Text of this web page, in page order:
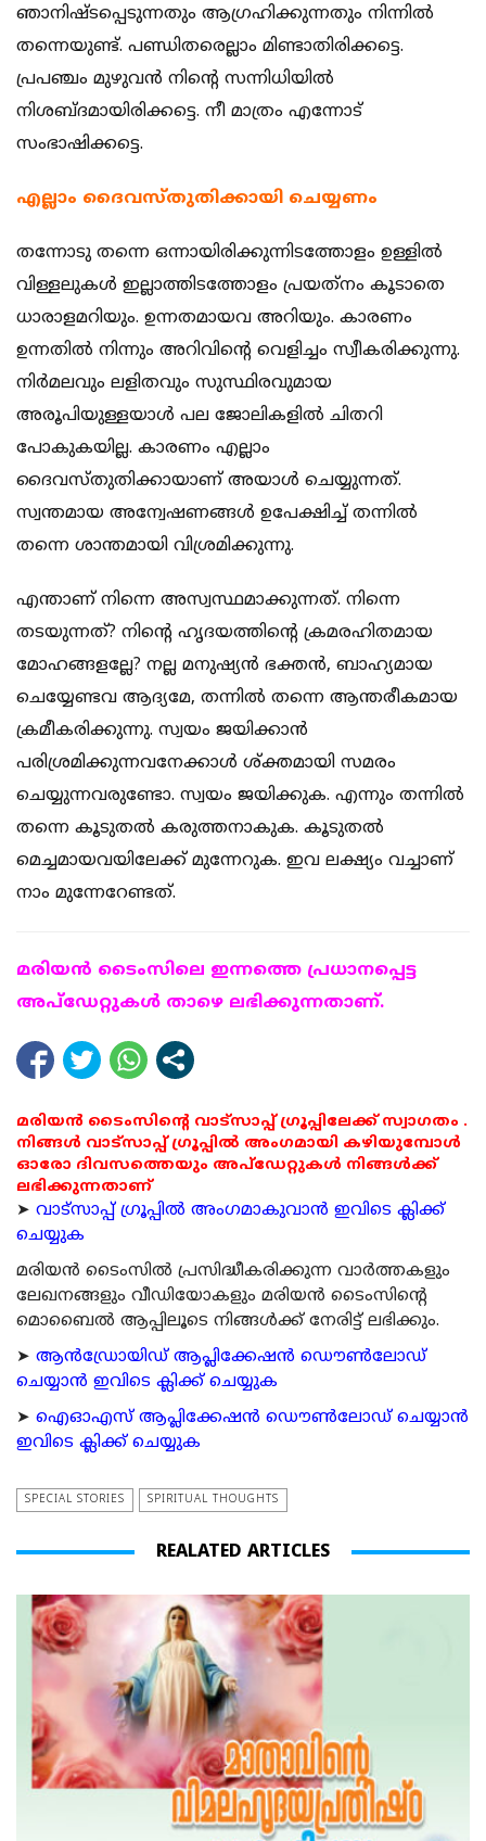
ഞാനിഷ്ടപ്പെടുന്നതും ആഗ്രഹിക്കുന്നതും നിന്നില്‍
തന്നെയുണ്ട്. പണ്ഡിതരെല്ലാം മിണ്ടാതിരിക്കട്ടെ.
പ്രപഞ്ചം മുഴുവന്‍ നിന്റെ സന്നിധിയില്‍
നിശബ്ദമായിരിക്കട്ടെ. നീ മാത്രം എന്നോട്
സംഭാഷിക്കട്ടെ.
എല്ലാം ദൈവസ്തുതിക്കായി ചെയ്യണം
തന്നോടു തന്നെ ഒന്നായിരിക്കുന്നിടത്തോളം ഉള്ളില്‍
വിള്ളലുകള്‍ ഇല്ലാത്തിടത്തോളം പ്രയത്‌നം കൂടാതെ
ധാരാളമറിയും. ഉന്നതമായവ അറിയും. കാരണം
ഉന്നതില്‍ നിന്നും അറിവിന്റെ വെളിച്ചം സ്വീകരിക്കുന്നു.
നിര്‍മലവും ലളിതവും സുസ്ഥിരവുമായ
അരൂപിയുള്ളയാള്‍ പല ജോലികളില്‍ ചിതറി
പോകുകയില്ല. കാരണം എല്ലാം
ദൈവസ്തുതിക്കായാണ് അയാള്‍ ചെയ്യുന്നത്.
സ്വന്തമായ അന്വേഷണങ്ങള്‍ ഉപേക്ഷിച്ച് തന്നില്‍
തന്നെ ശാന്തമായി വിശ്രമിക്കുന്നു.
എന്താണ് നിന്നെ അസ്വസ്ഥമാക്കുന്നത്. നിന്നെ
തടയുന്നത്? നിന്റെ ഹൃദയത്തിന്റെ ക്രമരഹിതമായ
മോഹങ്ങളല്ലേ? നല്ല മനുഷ്യന്‍ ഭക്തന്‍, ബാഹ്യമായ
ചെയ്യേണ്ടവ ആദ്യമേ, തന്നില്‍ തന്നെ ആന്തരീകമായ
ക്രമീകരിക്കുന്നു. സ്വയം ജയിക്കാന്‍
പരിശ്രമിക്കുന്നവനേക്കാള്‍ ശ്ക്തമായി സമരം
ചെയ്യുന്നവരുണ്ടോ. സ്വയം ജയിക്കുക. എന്നും തന്നില്‍
തന്നെ കൂടുതല്‍ കരുത്തനാകുക. കൂടുതല്‍
മെച്ചമായവയിലേക്ക് മുന്നേറുക. ഇവ ലക്ഷ്യം വച്ചാണ്
നാം മുന്നേറേണ്ടത്.
മരിയന്‍ ടൈംസിലെ ഇന്നത്തെ പ്രധാനപ്പെട്ട
അപ്ഡേറ്റുകള്‍ താഴെ ലഭിക്കുന്നതാണ്.
മരിയൻ ടൈംസിന്റെ വാട്സാപ്പ് ഗ്രൂപ്പിലേക്ക് സ്വാഗതം .
നിങ്ങൾ വാട്സാപ്പ് ഗ്രൂപ്പിൽ അംഗമായി കഴിയുമ്പോൾ
ഓരോ ദിവസത്തെയും അപ്ഡേറ്റുകൾ നിങ്ങൾക്ക്
ലഭിക്കുന്നതാണ്
➤ വാട്സാപ്പ് ഗ്രൂപ്പിൽ അംഗമാകുവാൻ ഇവിടെ ക്ലിക്ക്
ചെയ്യുക
മരിയന്‍ ടൈംസില്‍ പ്രസിദ്ധീകരിക്കുന്ന വാര്‍ത്തകളും
ലേഖനങ്ങളും വീഡിയോകളും മരിയന്‍ ടൈംസിന്റെ
മൊബൈല്‍ ആപ്പിലൂടെ നിങ്ങള്‍ക്ക് നേരിട്ട് ലഭിക്കും.
➤ ആന്‍ഡ്രോയിഡ് ആപ്ലിക്കേഷന്‍ ഡൌണ്‍ലോഡ്
ചെയ്യാന്‍ ഇവിടെ ക്ലിക്ക് ചെയ്യുക
➤ ഐഓഎസ് ആപ്ലിക്കേഷന്‍ ഡൌണ്‍ലോഡ് ചെയ്യാന്‍
ഇവിടെ ക്ലിക്ക് ചെയ്യുക
SPECIAL STORIES SPIRITUAL THOUGHTS
REALATED ARTICLES